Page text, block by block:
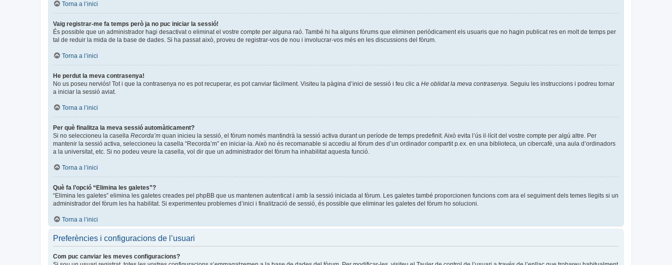
Torna a l’inici
Vaig registrar-me fa temps però ja no puc iniciar la sessió!
És possible que un administrador hagi desactivat o eliminat el vostre compte per alguna raó. També hi ha alguns fòrums que eliminen periòdicament els usuaris que no hagin publicat res en molt de temps per
tal de reduir la mida de la base de dades. Si ha passat això, proveu de registrar-vos de nou i involucrar-vos més en les discussions del fòrum.
Torna a l’inici
He perdut la meva contrasenya!
No us poseu nerviós! Tot i que la contrasenya no es pot recuperar, es pot canviar fàcilment. Visiteu la pàgina d’inici de sessió i feu clic a He oblidat la meva contrasenya. Seguiu les instruccions i podreu tornar
a iniciar la sessió aviat.
Torna a l’inici
Per què finalitza la meva sessió automàticament?
Si no seleccioneu la casella Recorda’m quan inicieu la sessió, el fòrum només mantindrà la sessió activa durant un període de temps predefinit. Això evita l’ús il·lícit del vostre compte per algú altre. Per
mantenir la sessió activa, seleccioneu la casella “Recorda’m” en iniciar-la. Això no és recomanable si accediu al fòrum des d’un ordinador compartit p.ex. en una biblioteca, un cibercafè, una aula d’ordinadors
a la universitat, etc. Si no podeu veure la casella, vol dir que un administrador del fòrum ha inhabilitat aquesta funció.
Torna a l’inici
Què fa l’opció “Elimina les galetes”?
“Elimina les galetes” elimina les galetes creades pel phpBB que us mantenen autenticat i amb la sessió iniciada al fòrum. Les galetes també proporcionen funcions com ara el seguiment dels temes llegits si un
administrador del fòrum les ha habilitat. Si experimenteu problemes d’inici i finalització de sessió, és possible que eliminar les galetes del fòrum ho solucioni.
Torna a l’inici
Preferències i configuracions de l’usuari
Com puc canviar les meves configuracions?